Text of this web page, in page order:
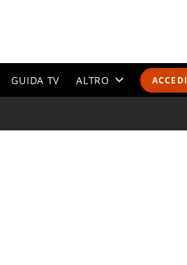
ACCEDI
GUIDA TV ALTRO